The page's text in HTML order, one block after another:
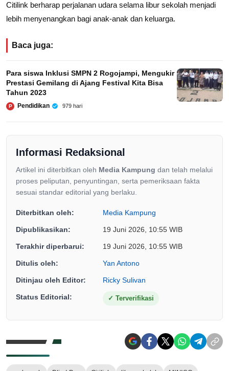
Citilink berharap perjalanan udara selama libur sekolah menjadi
lebih menyenangkan bagi anak-anak dan keluarga.
Baca juga:
Para siswa Inklusi SMPN 2 Rogojampi, Mengukir
Prestasi Gemilang di Ajang Festival Kita Bisa
Tahun 2023
P Pendidikan 979 hari
Informasi Redaksional
Artikel ini diterbitkan oleh Media Kampung dan telah melalui
proses peliputan, penyuntingan, serta pemeriksaan fakta
sesuai standar editorial yang berlaku.
Diterbitkan oleh: Media Kampung
Dipublikasikan: 19 Juni 2026, 10:55 WIB
Terakhir diperbarui: 19 Juni 2026, 10:55 WIB
Ditulis oleh: Yan Antono
Ditinjau oleh Editor: Ricky Sulivan
Status Editorial: ✓ Terverifikasi